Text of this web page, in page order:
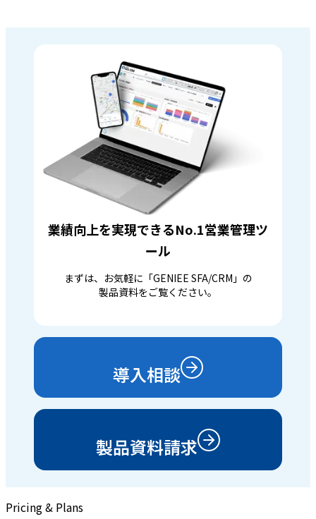
業績向上を実現できるNo.1営業管理ツ
ール
まずは、お気軽に「GENIEE SFA/CRM」の
製品資料をご覧ください。
導入相談
製品資料請求
Pricing & Plans